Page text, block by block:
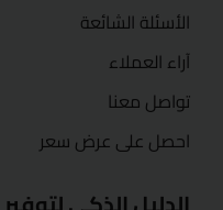
الأسئلة الشائعة
آراء العملاء
تواصل معنا
احصل على عرض سعر